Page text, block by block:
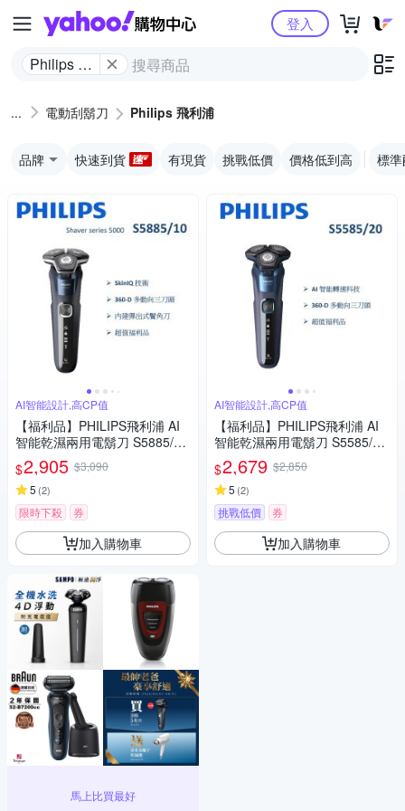
Yahoo購物中心
Philips 飛
登入
電動刮鬍刀 Philips 飛利浦
品牌 快速到貨 有現貨 挑戰低價 價格低到高 標
AI智能設計,高CP值
【福利品】PHILIPS飛利浦 AI
智能乾濕兩用電鬍刀 S5885/10
(一年保固)
$2,905 $3,090
5 (2)
限時下殺 券
加入購物車
馬上比買最好
AI智能設計,高CP值
【福利品】PHILIPS飛利浦 AI
智能乾濕兩用電鬍刀 S5585/20
(一年保固)
$2,679 $2,850
5 (2)
挑戰低價 券
加入購物車